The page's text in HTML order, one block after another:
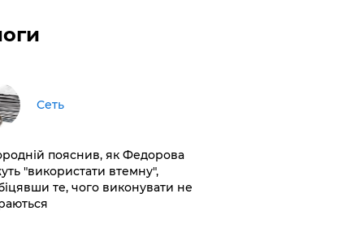
Сеть
пояснив, як Федорова
"використати втемну",
те, чого виконувати не